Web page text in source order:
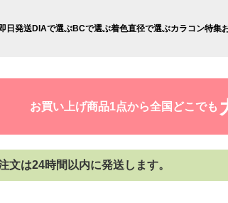
日発送DIAで選ぶBCで選ぶ着色直径で選ぶカラコン特集
お買い上げ商品1点から全国どこでも
文は24時間以内に発送します。